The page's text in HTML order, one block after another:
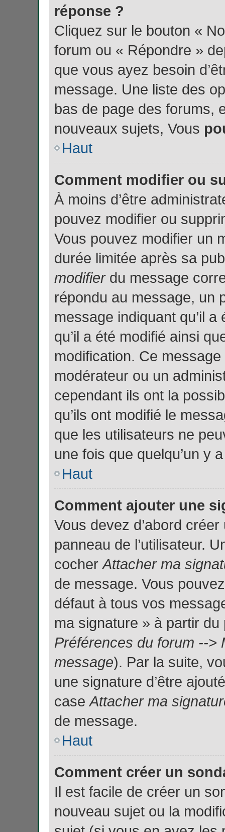
réponse ?
Cliquez sur le bouton «
forum ou « Répondre »
que vous ayez besoin
message. Une liste des
bas de page des forums,
nouveaux sujets, Vous
Haut
Comment modifier ou
À moins d’être
pouvez modifier ou
Vous pouvez modifier un
durée limitée après sa
modifierdu message
répondu au message, un
message indiquant qu’il
qu’il a été modifié ainsi
modification. Ce
modérateur ou un
cependant ils ont la
qu’ils ont modifié le
que les utilisateurs ne
une fois que quelqu’un y
Haut
Comment ajouter une
Vous devez d’abord
panneau de l’utilisateur.
cocherAttacher ma
de message. Vous
défaut à tous vos
ma signature » à partir du
Préférences du forum -->
message). Par la suite,
une signature d’être
caseAttacher ma
de message.
Haut
Comment créer un
Il est facile de créer un
nouveau sujet ou la